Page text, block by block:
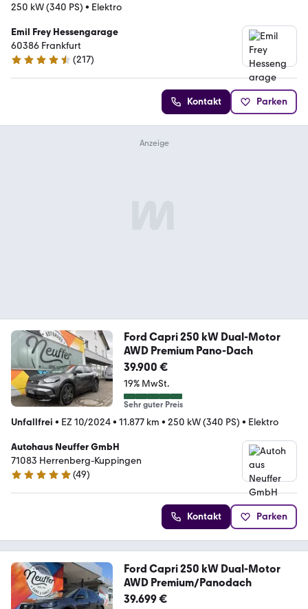
250 kW (340 PS) • Elektro
Emil Frey Hessengarage
60386 Frankfurt
4.4 Sterne
(217)
Kontakt Parken
Ford Capri 250 kW Dual-Motor
AWD Premium Pano-Dach
39.900 €
19% MwSt.
Sehr guter Preis
Unfallfrei • EZ 10/2024• 11.877 km • 250 kW (340 PS) • Elektro
Autohaus Neuffer GmbH
71083 Herrenberg-Kuppingen
4.9 Sterne
(49)
Kontakt Parken
Ford Capri 250 kW Dual-Motor
AWD Premium/Panodach
39.699 €